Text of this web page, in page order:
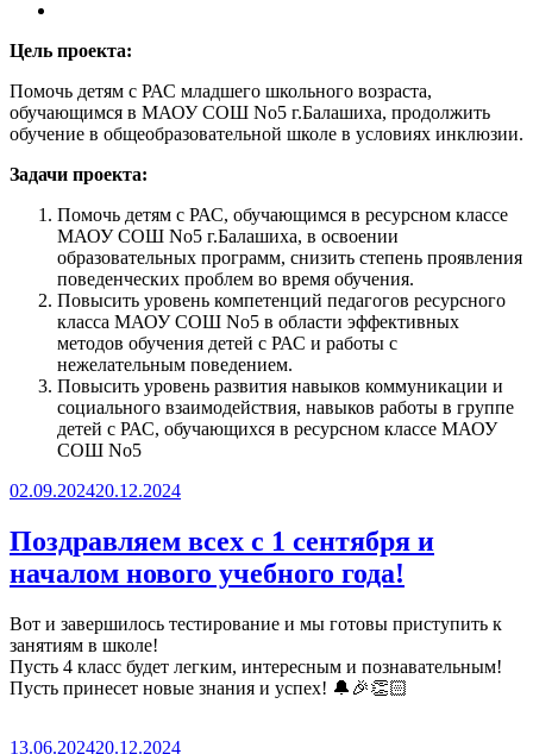
Цель проекта:
Помочь детям с РАС младшего школьного возраста,
обучающимся в МАОУ СОШ No5 г.Балашиха, продолжить
обучение в общеобразовательной школе в условиях инклюзии.
Задачи проекта:
Помочь детям с РАС, обучающимся в ресурсном классе
МАОУ СОШ No5 г.Балашиха, в освоении
образовательных программ, снизить степень проявления
поведенческих проблем во время обучения.
Повысить уровень компетенций педагогов ресурсного
класса МАОУ СОШ No5 в области эффективных
методов обучения детей с РАС и работы с
нежелательным поведением.
Повысить уровень развития навыков коммуникации и
социального взаимодействия, навыков работы в группе
детей с РАС, обучающихся в ресурсном классе МАОУ
СОШ No5
Опубликовано
02.09.202420.12.2024
Поздравляем всех с 1 сентября и
началом нового учебного года!
Вот и завершилось тестирование и мы готовы приступить к
занятиям в школе!
Пусть 4 класс будет легким, интересным и познавательным!
Пусть принесет новые знания и успех! 🔔🎉👏🏻
Опубликовано
13.06.202420.12.2024